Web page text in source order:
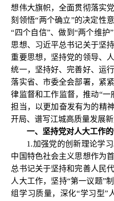
想伟大旗帜，全面贯彻落实
刻领悟“两个确立”的决定性
“四个自信”、做到“两个维
思想、习近平总书记关于坚
重要思想，坚持党的领导、
统一，坚持好、完善好、运
落实省、市委全会部署，紧
律监督和工作监督，推动“
担当，以更加奋发有为的精
开局、谱写江城高质量发展
一、坚持党对人大工作
1.加强党的创新理论学
中国特色社会主义思想作为
总书记关于坚持和完善人民
人大工作，坚持“第一议题”
组学习质量，深化“学习型”